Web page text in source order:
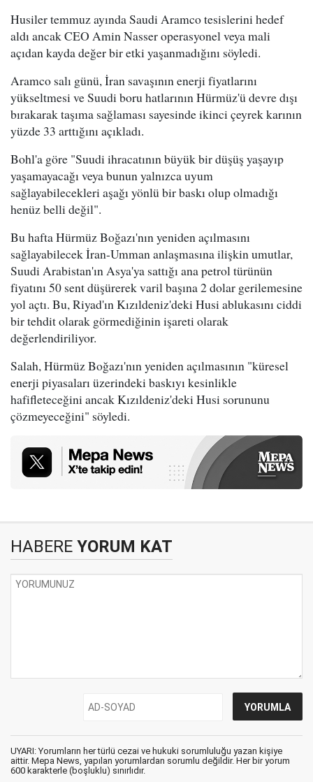
Husiler temmuz ayında Saudi Aramco tesislerini hedef
aldı ancak CEO Amin Nasser operasyonel veya mali
açıdan kayda değer bir etki yaşanmadığını söyledi.
Aramco salı günü, İran savaşının enerji fiyatlarını
yükseltmesi ve Suudi boru hatlarının Hürmüz'ü devre dışı
bırakarak taşıma sağlaması sayesinde ikinci çeyrek karının
yüzde 33 arttığını açıkladı.
Bohl'a göre "Suudi ihracatının büyük bir düşüş yaşayıp
yaşamayacağı veya bunun yalnızca uyum
sağlayabilecekleri aşağı yönlü bir baskı olup olmadığı
henüz belli değil".
Bu hafta Hürmüz Boğazı'nın yeniden açılmasını
sağlayabilecek İran-Umman anlaşmasına ilişkin umutlar,
Suudi Arabistan'ın Asya'ya sattığı ana petrol türünün
fiyatını 50 sent düşürerek varil başına 2 dolar gerilemesine
yol açtı. Bu, Riyad'ın Kızıldeniz'deki Husi ablukasını ciddi
bir tehdit olarak görmediğinin işareti olarak
değerlendiriliyor.
Salah, Hürmüz Boğazı'nın yeniden açılmasının "küresel
enerji piyasaları üzerindeki baskıyı kesinlikle
hafifleteceğini ancak Kızıldeniz'deki Husi sorununu
çözmeyeceğini" söyledi.
HABERE YORUM KAT
UYARI: Yorumların her türlü cezai ve hukuki sorumluluğu yazan kişiye
aittir. Mepa News, yapılan yorumlardan sorumlu değildir. Her bir yorum
600 karakterle (boşluklu) sınırlıdır.